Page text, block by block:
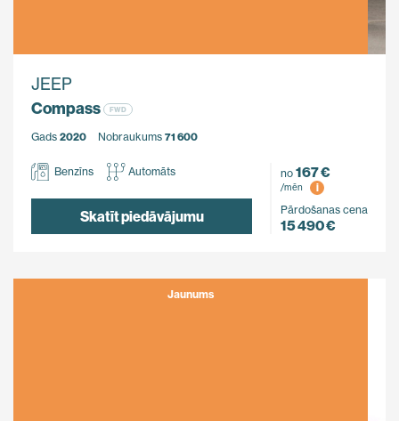
JEEP
Compass
FWD
Gads 2020 Nobraukums 71 600
Benzīns Automāts
Skatīt piedāvājumu
no 167 €
/mēn
i
Pārdošanas cena
15 490 €
Jaunums